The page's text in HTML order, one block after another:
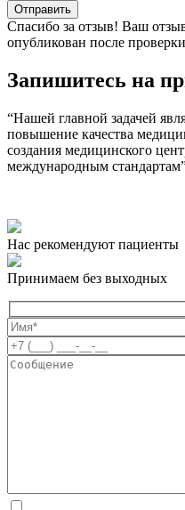
Спасибо за отзыв! Ваш
опубликован после
Запишитесь на
“Нашей главной задачей
повышение качества
создания медицинского
международным
Нас рекомендуют пациенты
Принимаем без выходных